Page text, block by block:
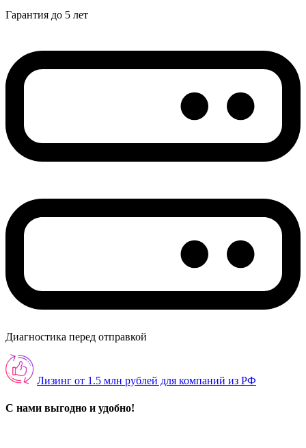
Гарантия до 5 лет
Диагностика перед отправкой
Лизинг от 1.5 млн рублей для компаний из РФ
С нами выгодно и удобно!